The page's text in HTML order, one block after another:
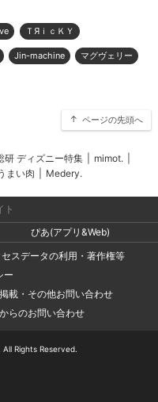
ＴЯｉｃＫＹ
Jin-machine マグヴェリー
ページの先頭へ
研 ディズニー特集 mimot.
まい肉 Medery.
ト
ぴあ(アプリ&Web)
セスデータの利用・著作権等
ー
載・その他お問い合わせ
らのお問い合わせ
Rights Reserved.